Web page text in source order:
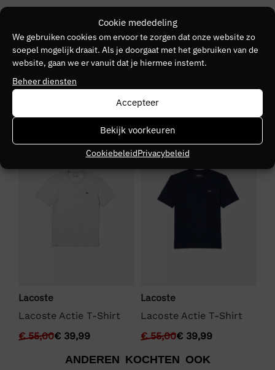
Cookie mededeling
We gebruiken cookies om ervoor te zorgen dat onze website zo
soepel mogelijk draait. Als je doorgaat met het gebruiken van de
website, gaan we er vanuit dat je hiermee instemt.
Beheer diensten
Accepteer
Bekijk voorkeuren
CookiebeleidPrivacybeleid
Merk
LACOSTE
Kleurnummer
30
to1
Lacoste
Lacoste Actie T-Shirt
€55,00€ 39,99
Lacoste
Lacoste Actie T-Shirt
€55,00€ 39,99
ANDEREN KOCHTEN OOK